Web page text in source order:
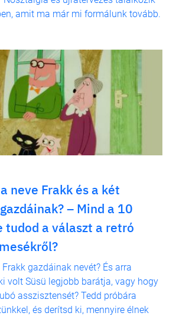
amit ma már mi formálunk tovább.
neve Frakk és a két
– Mind a 10
tudod a választ a retró
gazdáinak nevét? És arra
volt Süsü legjobb barátja, vagy hogy
asszisztensét? Tedd próbára
és derítsd ki, mennyire élnek